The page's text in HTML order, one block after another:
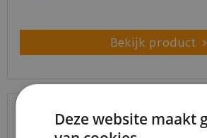
Bekijk product
Deze website maakt